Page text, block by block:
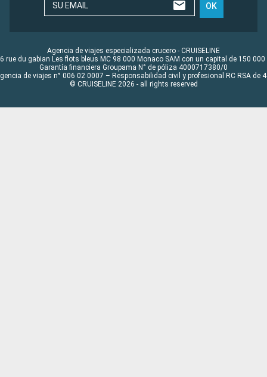
SU EMAIL OK
Agencia de viajes especializada crucero - CRUISELINE
rue du gabian Les flots bleus MC 98 000 Monaco SAM con un capital de 150 000
Garantía financiera Groupama N° de póliza 4000717380/0
de viajes n° 006 02 0007 – Responsabilidad civil y profesional RC RSA de
© CRUISELINE 2026 - all rights reserved